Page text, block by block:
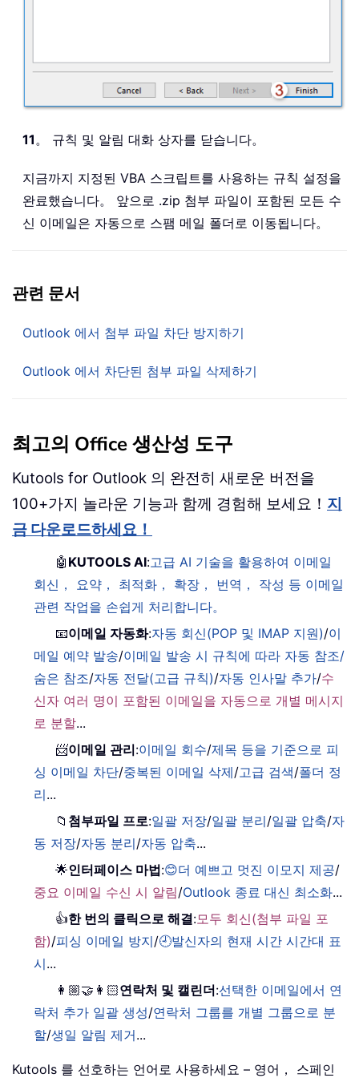
11 。 규칙 및 알림 대화 상자를 닫습니다。
지금까지 지정된 VBA 스크립트를 사용하는 규칙 설정을
완료했습니다。 앞으로 .zip 첨부 파일이 포함된 모든 수
신 이메일은 자동으로 스팸 메일 폴더로 이동됩니다。
관련 문서
Outlook 에서 첨부 파일 차단 방지하기
Outlook 에서 차단된 첨부 파일 삭제하기
최고의 Office 생산성 도구
Kutools for Outlook 의 완전히 새로운 버전을
100+가지 놀라운 기능과 함께 경험해 보세요！ 지
금 다운로드하세요！
🤖 KUTOOLS AI:고급 AI 기술을 활용하여 이메일
회신， 요약， 최적화， 확장， 번역， 작성 등 이메일
관련 작업을 손쉽게 처리합니다。
📧이메일 자동화:자동 회신(POP 및 IMAP 지원)/이
메일 예약 발송/이메일 발송 시 규칙에 따라 자동 참조/
숨은 참조/자동 전달(고급 규칙)/자동 인사말 추가/수
신자 여러 명이 포함된 이메일을 자동으로 개별 메시지
로 분할...
📨이메일 관리:이메일 회수/제목 등을 기준으로 피
싱 이메일 차단/중복된 이메일 삭제/고급 검색/폴더 정
리...
📁 첨부파일 프로:일괄 저장/일괄 분리/일괄 압축/자
동 저장/자동 분리/자동 압축...
🌟인터페이스 마법:😊더 예쁘고 멋진 이모지 제공/
중요 이메일 수신 시 알림/Outlook 종료 대신 최소화...
👍한 번의 클릭으로 해결:모두 회신(첨부 파일 포
함)/피싱 이메일 방지/🕘발신자의 현재 시간 시간대 표
시...
👩🏼‍🤝‍👩🏻연락처 및 캘린더:선택한 이메일에서 연
락처 추가 일괄 생성/연락처 그룹를 개별 그룹으로 분
할/생일 알림 제거...
Kutools 를 선호하는 언어로 사용하세요 – 영어， 스페인